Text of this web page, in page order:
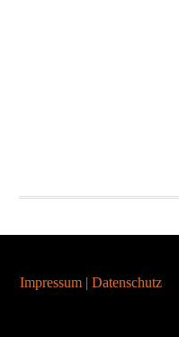
Footer
Impressum |Datenschutz